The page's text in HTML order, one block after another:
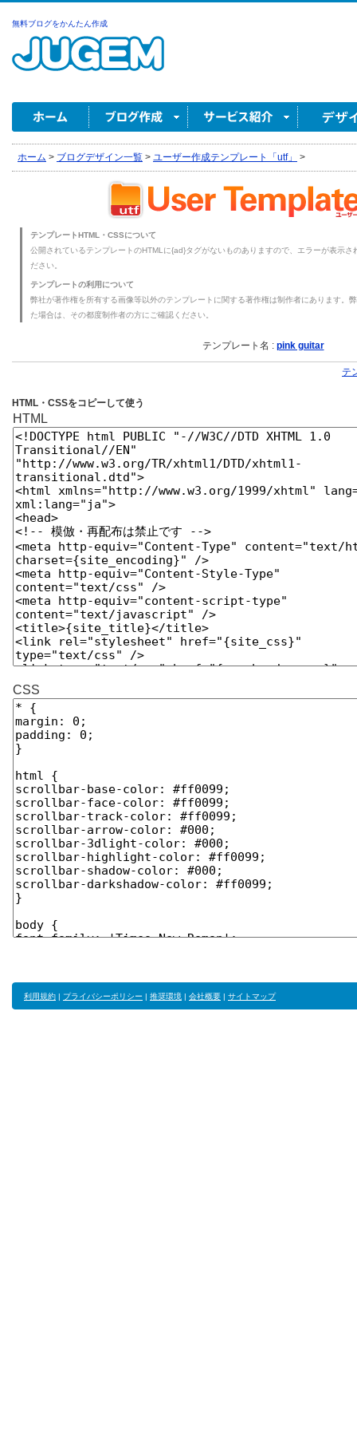
無料ブログをかんたん作成
ホーム > ブログデザイン一覧 > ユーザー作成テンプレート「utf」 >
テンプレートHTML・CSSについて
公開されているテンプレートのHTMLに{ad}タグがないものありますので、エラーが表示
ださい。
テンプレートの利用について
弊社が著作権を所有する画像等以外のテンプレートに関する著作権は制作者にあります。
た場合は、その都度制作者の方にご確認ください。
テンプレート名 : pink guitar
テ
HTML・CSSをコピーして使う
HTML
CSS
利用規約 | プライバシーポリシー | 推奨環境 | 会社概要 | サイトマップ